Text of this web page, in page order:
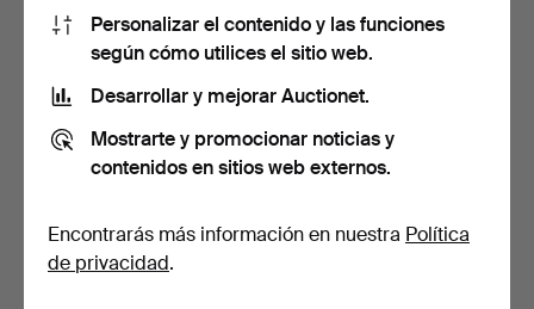
85 USD 106 USD
Personalizar el contenido y las funciones
según cómo utilices el sitio web.
Desarrollar y mejorar Auctionet.
Mostrarte y promocionar noticias y
contenidos en sitios web externos.
Encontrarás más información en nuestra Política
de privacidad.